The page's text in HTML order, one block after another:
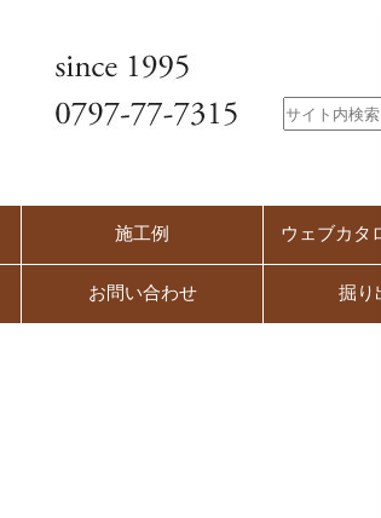
施工例 ウェブカタ
お問い合わせ 掘り